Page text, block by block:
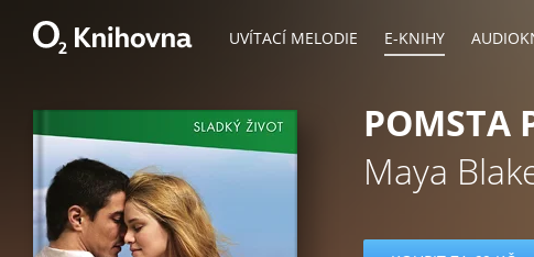
UVÍTACÍ MELODIE E-KNIHY
POMSTA
Maya